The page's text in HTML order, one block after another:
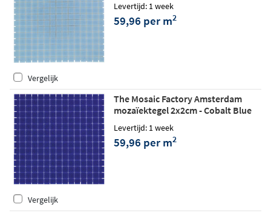
Levertijd: 1 week
59,96 per m2
Vergelijk
The Mosaic Factory Amsterdam
mozaïektegel 2x2cm - Cobalt Blue
Levertijd: 1 week
59,96 per m2
Vergelijk